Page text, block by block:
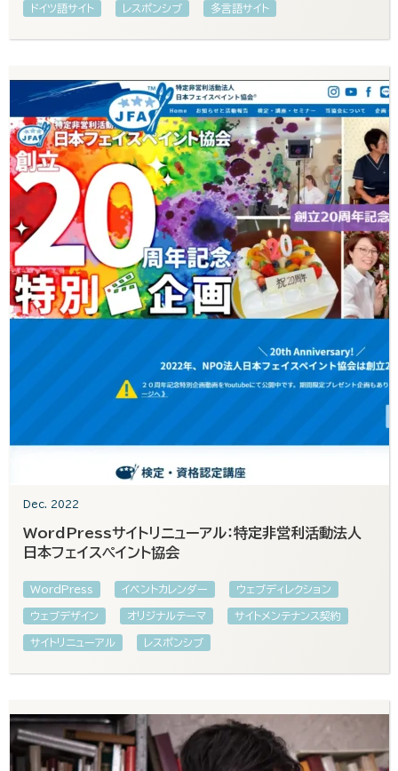
ドイツ語サイト レスポンシブ 多言語サイト
Dec. 2022
WordPressサイトリニューアル：特定非営利活動法人
日本フェイスペイント協会
WordPress イベントカレンダー ウェブディレクション
ウェブデザイン オリジナルテーマ サイトメンテナンス契約
サイトリニューアル レスポンシブ